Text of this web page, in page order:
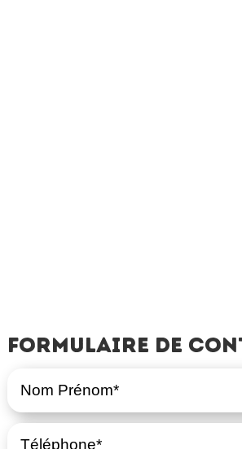
Formulaire de